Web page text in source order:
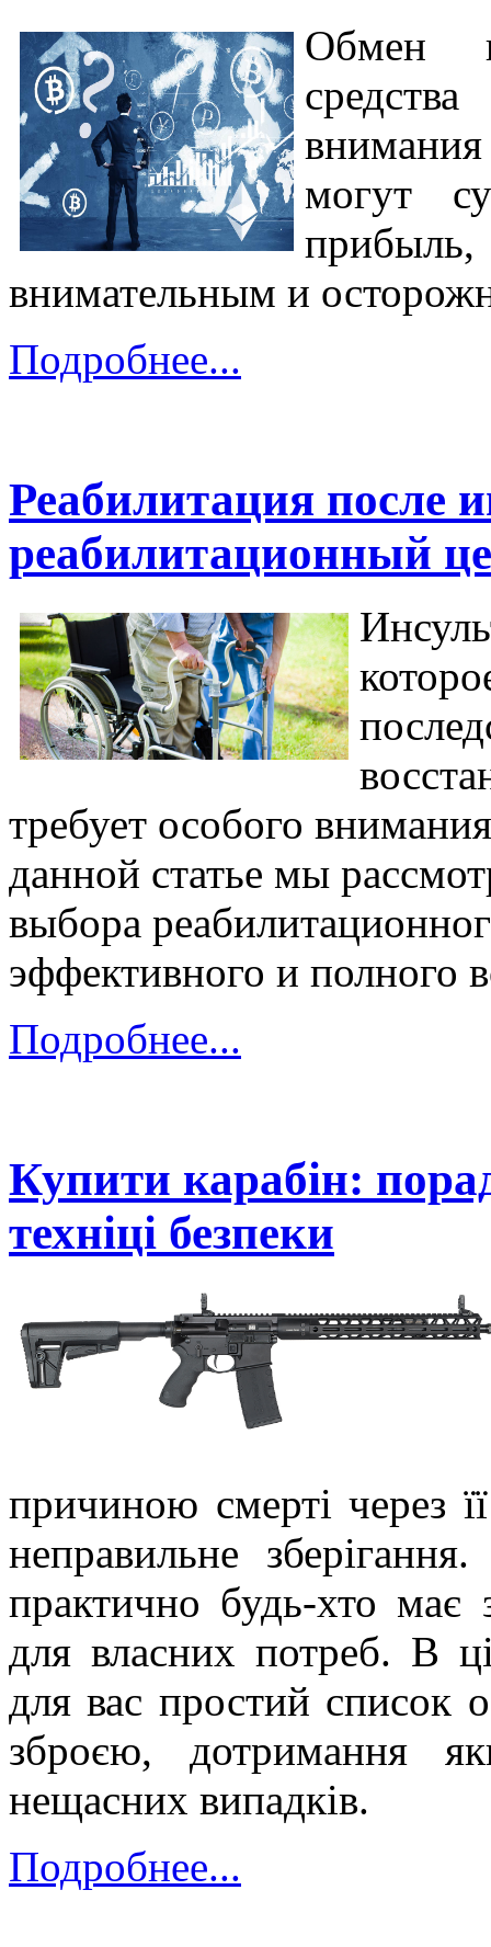
Обмен
могут
внимательным и
Подробнее...
Реабилитация после
реабилитационный
требует особого
данной статье мы
выбора
эффективного и полного
Подробнее...
Купити карабін:
техніці безпеки
причиною смерті через
неправильне
практично будь-хто має
для власних потреб. В
для вас простий список
зброєю, дотримання
нещасних випадків.
Подробнее...